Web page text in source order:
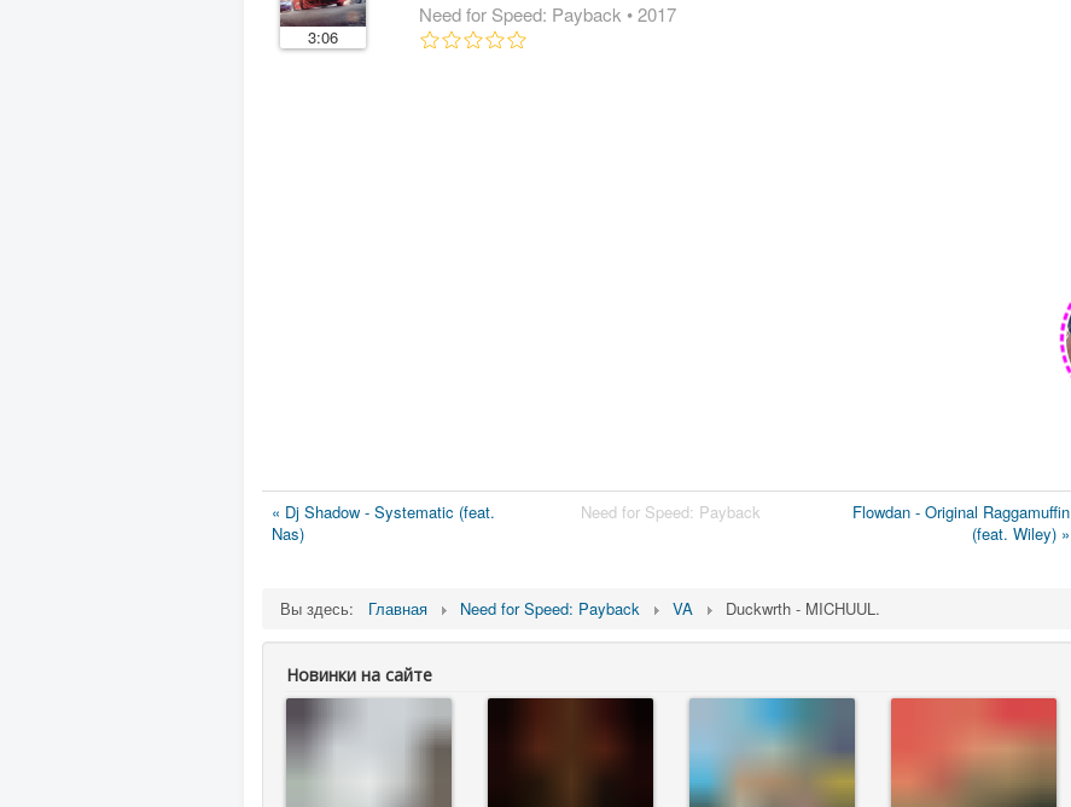
3:06
Need for Speed: Payback • 2017
« Dj Shadow - Systematic (feat.
Nas)
Need for Speed: Payback
Flowdan - Original Raggamuffin
(feat. Wiley) »
Вы здесь: Главная Need for Speed: Payback VA Duckwrth - MICHUUL.
Новинки на сайте